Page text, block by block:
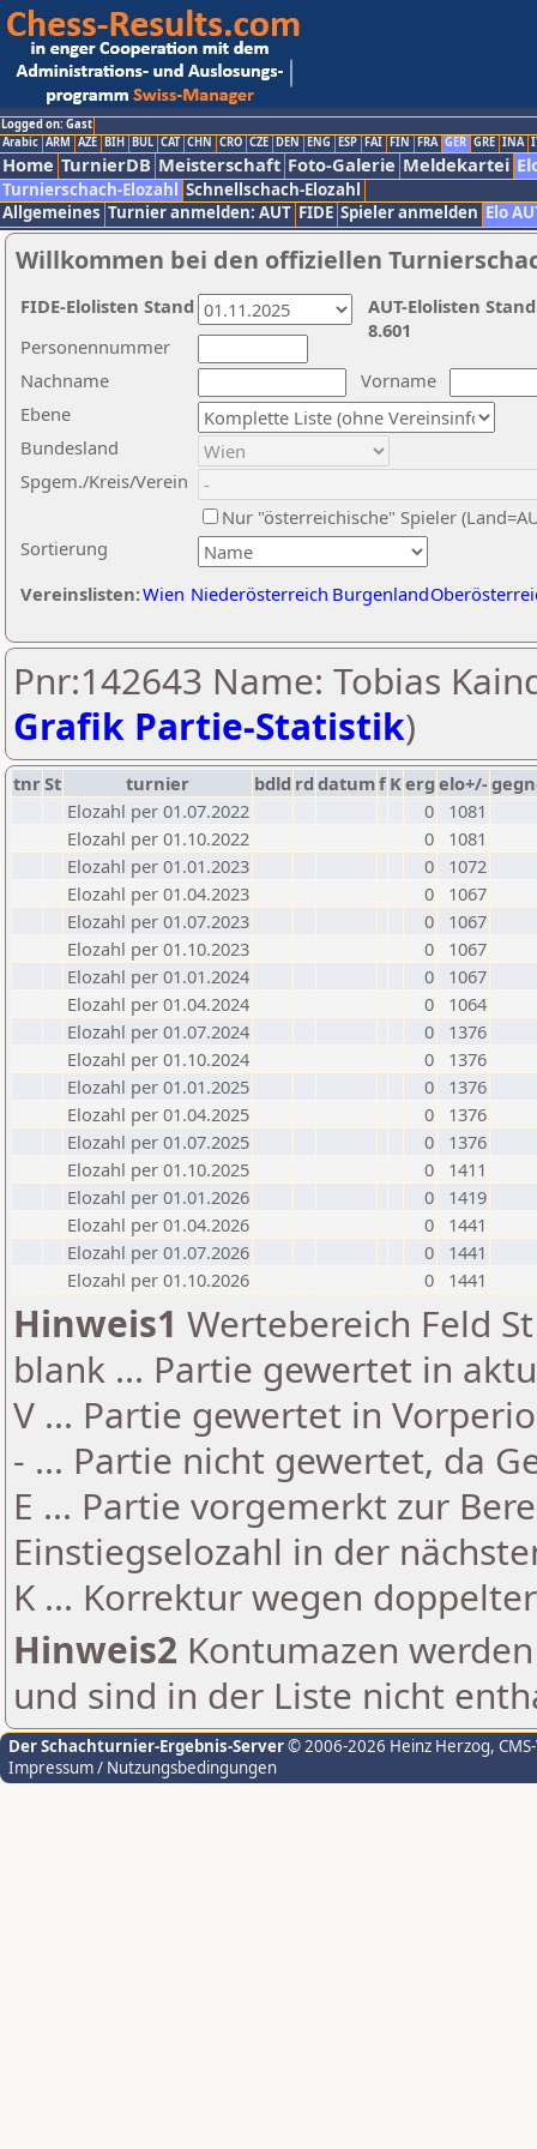
Logged on: Gast
Arabic ARM AZE BIH BUL CAT CHN CRO CZE DEN ENG ESP FAI FIN FRA GER GRE INA
Home TurnierDB Meisterschaft Foto-Galerie Meldekartei
Turnierschach-Elozahl Schnellschach-Elozahl
Allgemeines Turnier anmelden: AUT FIDE Spieler anmelden Elo
Willkommen bei den offiziellen
Nachname
Vorname
Ebene
Sortierung
Personennummer
Bundesland
Spgem./Kreis/Verein
Nur "österreichische" Spieler
Vereinslisten:Wien Niederösterreich Burgenland
AUT-Elolisten
8.601
FIDE-Elolisten Stand
Pnr:142643 Name: Tobias
Grafik Partie-Statistik)
tnrSt turnier bdld rd datumf Kerg elo+/-
Elozahl per 01.07.2022
0
1081
Elozahl per 01.10.2022
0
1081
Elozahl per 01.01.2023
0
1072
Elozahl per 01.04.2023
0
1067
Elozahl per 01.07.2023
0
1067
Elozahl per 01.10.2023
0
1067
Elozahl per 01.01.2024
0
1067
Elozahl per 01.04.2024
0
1064
Elozahl per 01.07.2024
0
1376
Elozahl per 01.10.2024
0
1376
Elozahl per 01.01.2025
0
1376
Elozahl per 01.04.2025
0
1376
Elozahl per 01.07.2025
0
1376
Elozahl per 01.10.2025
0
1411
Elozahl per 01.01.2026
0
1419
Elozahl per 01.04.2026
0
1441
Elozahl per 01.07.2026
0
1441
Elozahl per 01.10.2026
0 1441
Hinweis1 Wertebereich Feld
blank ... Partie gewertet in
V ... Partie gewertet in
- ... Partie nicht gewertet, da
E ... Partie vorgemerkt zur
Einstiegselozahl in der
K ... Korrektur wegen
Hinweis2 Kontumazen
und sind in der Liste nicht
Der Schachturnier-Ergebnis-Server© 2006-2026 Heinz Herzog,
Impressum / Nutzungsbedingungen